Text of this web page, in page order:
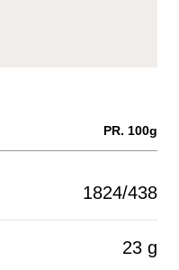
PR. 100g
1824/438
23 g